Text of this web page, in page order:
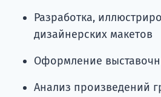
Разработка,
дизайнерских макетов
Оформление
Анализ произведений